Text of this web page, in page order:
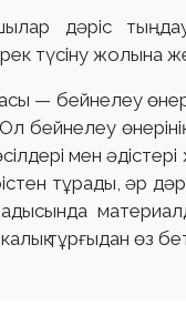
дәріс
түсіну жолына
— бейнелеу
бейнелеу
мен әдістері
тұрады, әр
тұрғыдан өз